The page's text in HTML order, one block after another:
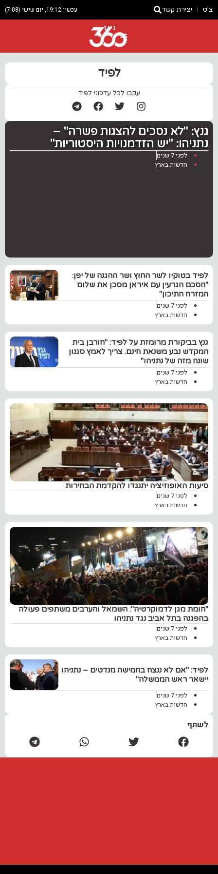
צ'ט יצירת קשר עכשיו 19:12, יום שישי (7.08)
ניוז
לפיד
עקבו לכל עדכוני לפיד
‏גנץ: "לא נסכים להצגות פשרה" –
נתניהו: "יש הזדמנויות היסטוריות"
לפני 7 שנים
חדשות בארץ
לפיד בטוקיו לשר החוץ ושר ההגנה של יפן:
"הסכם הגרעין עם איראן מסכן את שלום
המזרח התיכון"
לפני 7 שנים
חדשות בארץ
‏גנץ בביקורת מרומזת על לפיד: "חורבן בית
המקדש נבע משנאת חינם. צריך לאמץ סגנון
שונה מזה של נתניהו"
לפני 7 שנים
חדשות בארץ
סיעות האופוזיציה יתנגדו להקדמת הבחירות
לפני 7 שנים
חדשות בארץ
"חומת מגן לדמוקרטיה": השמאל והערבים משתפים פעולה
בהפגנה בתל אביב נגד נתניהו
לפני 7 שנים
חדשות בארץ
לפיד: "אם לא ננצח בחמישה מנדטים – נתניהו
יישאר ראש הממשלה"
לפני 7 שנים
חדשות בארץ
לשתף